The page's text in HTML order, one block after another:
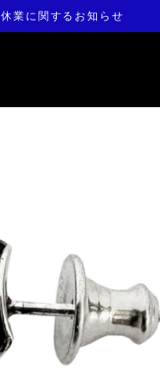
休業に関するお知らせ